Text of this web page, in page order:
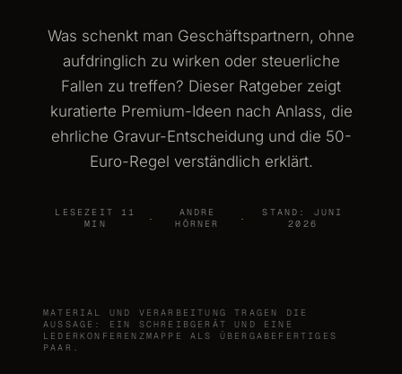
Was schenkt man Geschäftspartnern, ohne
aufdringlich zu wirken oder steuerliche
Fallen zu treffen? Dieser Ratgeber zeigt
kuratierte Premium-Ideen nach Anlass, die
ehrliche Gravur-Entscheidung und die 50-
Euro-Regel verständlich erklärt.
LESEZEIT 11
MIN
·
ANDRE
HÖRNER
·
STAND: JUNI
2026
MATERIAL UND VERARBEITUNG TRAGEN DIE
AUSSAGE: EIN SCHREIBGERÄT UND EINE
LEDERKONFERENZMAPPE ALS ÜBERGABEFERTIGES
PAAR.